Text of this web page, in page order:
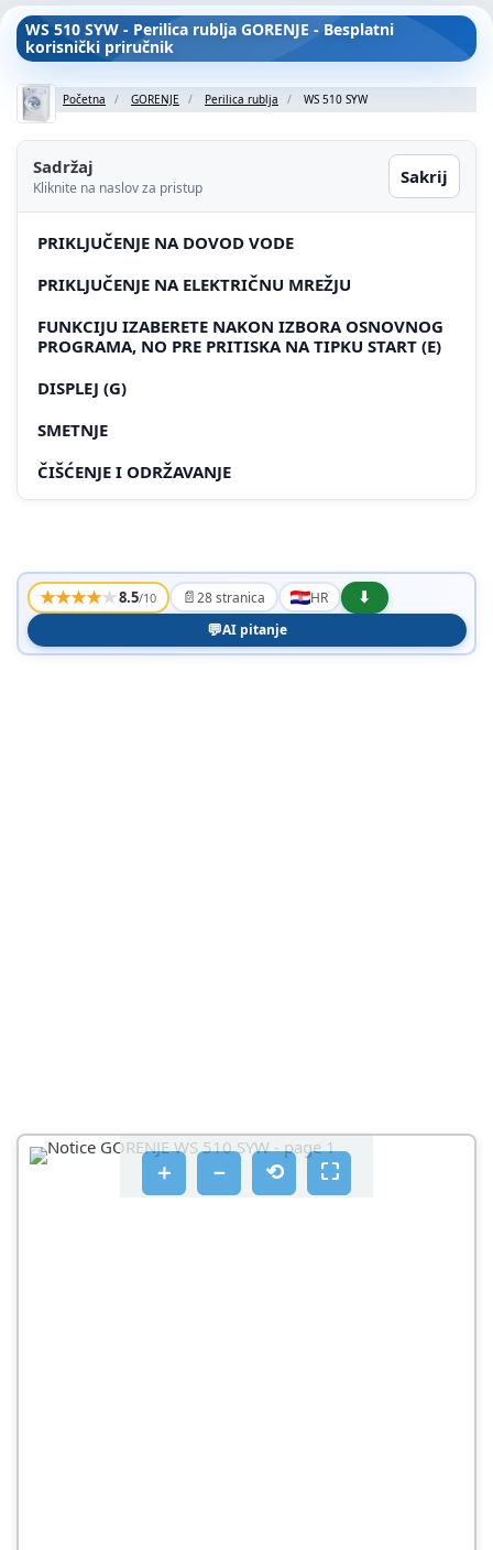
WS 510 SYW - Perilica rublja GORENJE - Besplatni
korisnički priručnik
Početna GORENJE Perilica rublja WS 510 SYW
Sadržaj
Kliknite na naslov za pristup
Sakrij
PRIKLJUČENJE NA DOVOD VODE
PRIKLJUČENJE NA ELEKTRIČNU MREŽJU
FUNKCIJU IZABERETE NAKON IZBORA OSNOVNOG
PROGRAMA, NO PRE PRITISKA NA TIPKU START (E)
DISPLEJ (G)
SMETNJE
ČIŠĆENJE I ODRŽAVANJE
★★★★★8.5/10 📄28 stranica HR
⬇
💬AI pitanje
＋ － ⟲ ⛶